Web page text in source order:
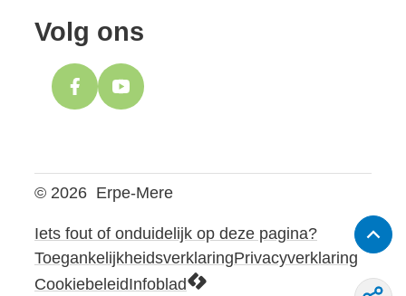
Volg ons
FacebookYouTube
© 2026 Erpe-Mere
Iets fout of onduidelijk op deze pagina?
ToegankelijkheidsverklaringPrivacyverklaring
CookiebeleidInfobladLCP nv 2026 ©